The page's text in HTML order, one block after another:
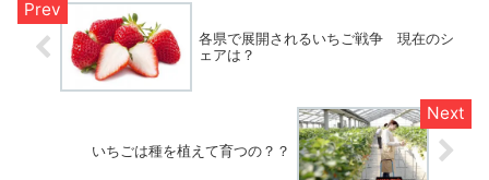
各県で展開されるいちご戦争 現在のシ
ェアは？
いちごは種を植えて育つの？？